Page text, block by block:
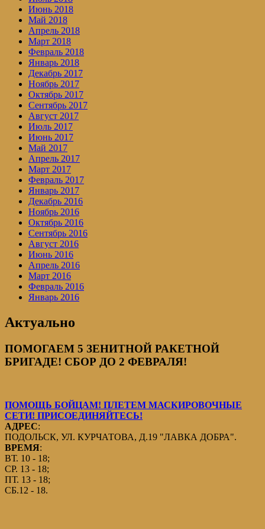
Июнь 2018
Май 2018
Апрель 2018
Март 2018
Февраль 2018
Январь 2018
Декабрь 2017
Ноябрь 2017
Октябрь 2017
Сентябрь 2017
Август 2017
Июль 2017
Июнь 2017
Май 2017
Апрель 2017
Март 2017
Февраль 2017
Январь 2017
Декабрь 2016
Ноябрь 2016
Октябрь 2016
Сентябрь 2016
Август 2016
Июнь 2016
Апрель 2016
Март 2016
Февраль 2016
Январь 2016
Актуально
ПОМОГАЕМ 5 ЗЕНИТНОЙ РАКЕТНОЙ
БРИГАДЕ! СБОР ДО 2 ФЕВРАЛЯ!
ПОМОЩЬ БОЙЦАМ! ПЛЕТЕМ МАСКИРОВОЧНЫЕ
СЕТИ! ПРИСОЕДИНЯЙТЕСЬ!
АДРЕС:
ПОДОЛЬСК, УЛ. КУРЧАТОВА, Д.19 "ЛАВКА ДОБРА".
ВРЕМЯ:
ВТ. 10 - 18;
СР. 13 - 18;
ПТ. 13 - 18;
СБ.12 - 18.